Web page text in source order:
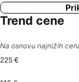
Trend cene
Na osnovu najnižih
225 €